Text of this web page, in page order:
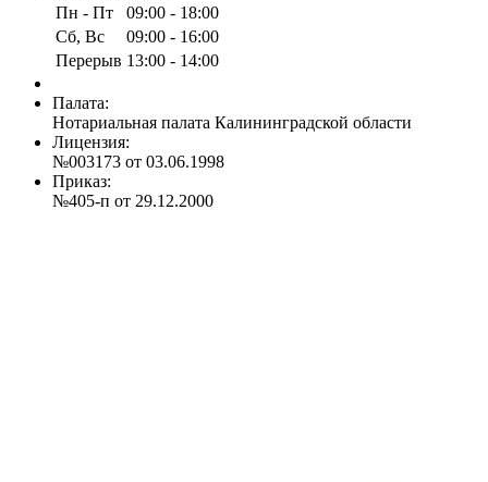
Пн - Пт
09:00 - 18:00
Сб, Вс
09:00 - 16:00
Перерыв 13:00 - 14:00
Палата:
Нотариальная палата Калининградской области
Лицензия:
№003173 от 03.06.1998
Приказ:
№405-п от 29.12.2000